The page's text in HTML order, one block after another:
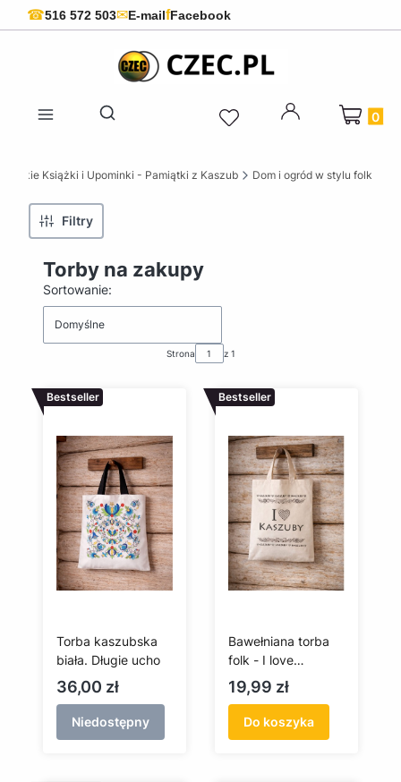
☎516 572 503✉E-mailfFacebook
Otwórz wyszukiwarkę
Produkty
Książki i Upominki - Pamiątki z Kaszub Dom i ogród w stylu folk
Filtry
Torby na zakupy
Lista produktów
Sortowanie:
Domyślne
Strona z 1
Bestseller
Torba kaszubska
biała. Długie ucho
Cena
36,00 zł
Niedostępny
Bestseller
Bawełniana torba
folk - I love
Kaszuby - krótka
rączka
Cena
19,99 zł
Do koszyka